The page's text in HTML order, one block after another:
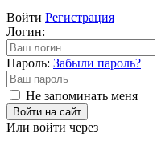
Войти Регистрация
Логин:
Пароль: Забыли пароль?
Не запоминать меня
Войти на сайт
Или войти через